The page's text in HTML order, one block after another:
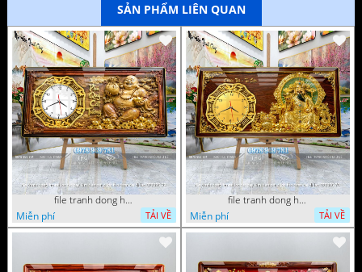
SẢN PHẨM LIÊN QUAN
file tranh dong ho tai loc tet cay kim tien phuc loc tho than tai di lac 072026 93
Miễn phí
TẢI VỀ
file tranh dong ho tai loc tet cay kim tien phuc loc tho than tai di lac 072026 70
Miễn phí
TẢI VỀ